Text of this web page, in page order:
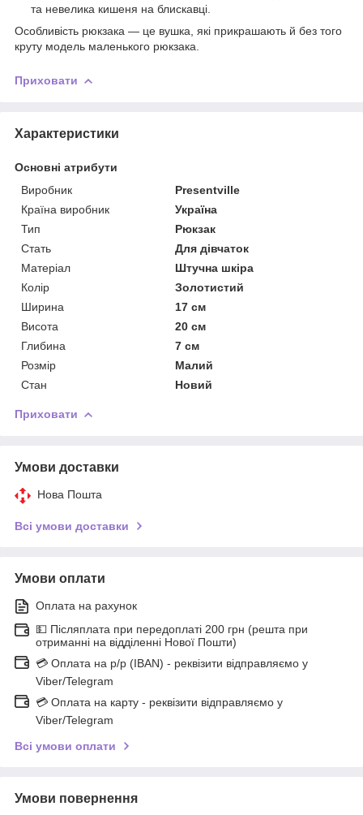
та невелика кишеня на блискавці.
Особливість рюкзака — це вушка, які прикрашають й без того
круту модель маленького рюкзака.
Приховати
Характеристики
Основні атрибути
Виробник
Presentville
Країна виробник
Україна
Тип
Рюкзак
Стать
Для дівчаток
Матеріал
Штучна шкіра
Колір
Золотистий
Ширина
17 см
Висота
20 см
Глибина
7 см
Розмір
Малий
Стан
Новий
Приховати
Умови доставки
Нова Пошта
Всі умови доставки
Умови оплати
Оплата на рахунок
💵 Післяплата при передоплаті 200 грн (решта при
отриманні на відділенні Нової Пошти)
💳 Оплата на р/р (IBAN) - реквізити відправляємо у
Viber/Telegram
💳 Оплата на карту - реквізити відправляємо у
Viber/Telegram
Всі умови оплати
Умови повернення